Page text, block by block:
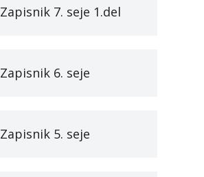
Zapisnik 7. seje 1.del
Zapisnik 6. seje
Zapisnik 5. seje